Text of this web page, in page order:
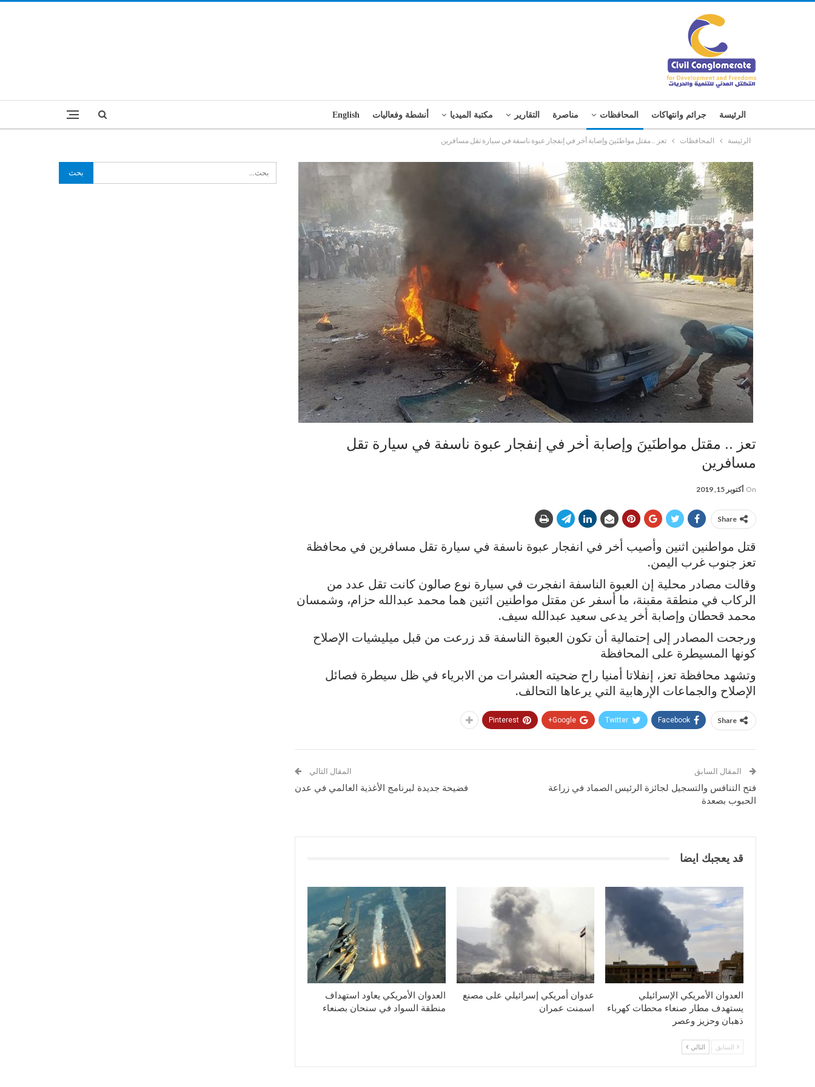
الرئيسة جرائم وانتهاكات المحافظات مناصرة التقارير مكتبة الميديا أنشطة وفعاليات English
الرئيسة المحافظات تعز .. مقتل مواطنَينَ وإصابة أخر في إنفجار عبوة ناسفة في سيارة تقل مسافرين
تعز .. مقتل مواطنَينَ وإصابة أخر في إنفجار عبوة ناسفة في سيارة تقل
مسافرين
On أكتوبر 15, 2019
Share
قتل مواطنين اثنين وأصيب أخر في انفجار عبوة ناسفة في سيارة تقل مسافرين في محافظة
تعز جنوب غرب اليمن.
وقالت مصادر محلية إن العبوة الناسفة انفجرت في سيارة نوع صالون كانت تقل عدد من
الركاب في منطقة مقبنة، ما أسفر عن مقتل مواطنين اثنين هما محمد عبدالله حزام، وشمسان
محمد قحطان وإصابة أخر يدعى سعيد عبدالله سيف.
ورجحت المصادر إلى إحتمالية أن تكون العبوة الناسفة قد زرعت من قبل ميليشيات الإصلاح
كونها المسيطرة على المحافظة
وتشهد محافظة تعز، إنفلاتا أمنيا راح ضحيته العشرات من الابرياء في ظل سيطرة فصائل
الإصلاح والجماعات الإرهابية التي يرعاها التحالف.
Share
Facebook
Twitter
Google+
Pinterest
المقال السابق
فتح التنافس والتسجيل لجائزة الرئيس الصماد في زراعة
الحبوب بصعدة
المقال التالي
فضيحة جديدة لبرنامج الأغذية العالمي في عدن
قد يعجبك ايضا
العدوان الأمريكي الإسرائيلي
يستهدف مطار صنعاء محطات كهرباء
ذهبان وحزيز وعصر
عدوان أمريكي إسرائيلي على مصنع
اسمنت عمران
العدوان الأمريكي يعاود استهداف
منطقة السواد في سنحان بصنعاء
السابق التالي